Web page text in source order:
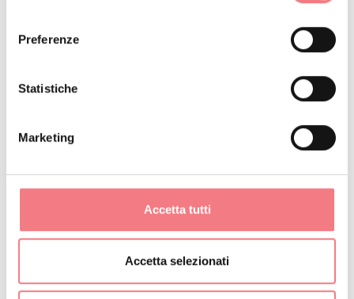
Preferenze
Statistiche
Marketing
Accetta tutti
Accetta selezionati
Offerta disponibile
ALBERGO RISTORO LEZUO